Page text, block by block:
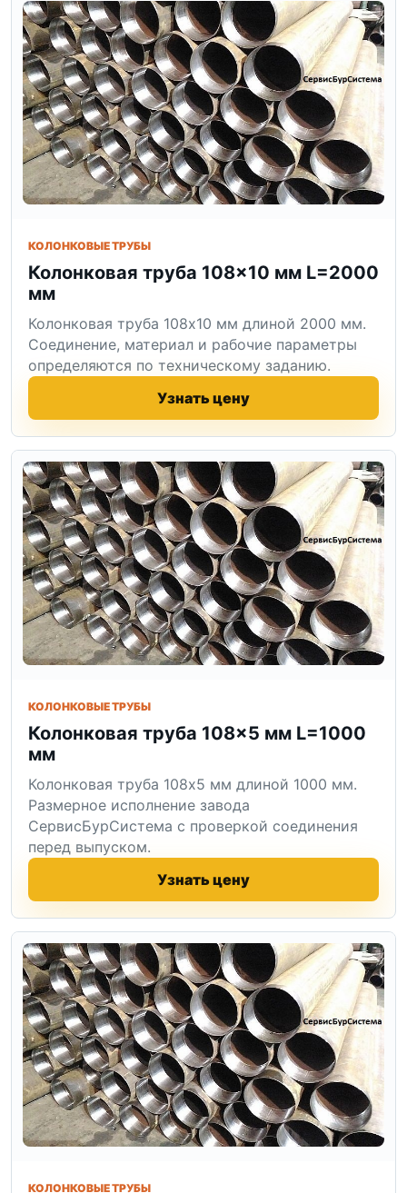
КОЛОНКОВЫЕ ТРУБЫ
Колонковая труба 108×10 мм L=2000
мм
Колонковая труба 108x10 мм длиной 2000 мм.
Соединение, материал и рабочие параметры
определяются по техническому заданию.
Узнать цену
КОЛОНКОВЫЕ ТРУБЫ
Колонковая труба 108×5 мм L=1000
мм
Колонковая труба 108x5 мм длиной 1000 мм.
Размерное исполнение завода
СервисБурСистема с проверкой соединения
перед выпуском.
Узнать цену
КОЛОНКОВЫЕ ТРУБЫ